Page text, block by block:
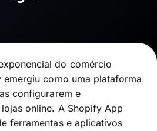
do comércio
como uma plataforma
configurarem e
online. A Shopify App
ferramentas e aplicativos